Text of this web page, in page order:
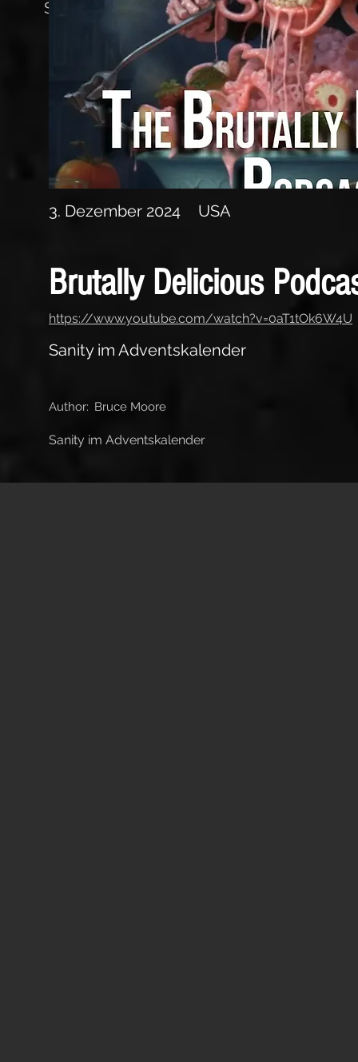
Sanity im Adventskalender
3. Dezember 2024 USA
Brutally Delicious
https://www.youtube.com/watch?v=0aT1tOk6W4U
Sanity im Adventskalender
Author: Bruce Moore
Sanity im Adventskalender